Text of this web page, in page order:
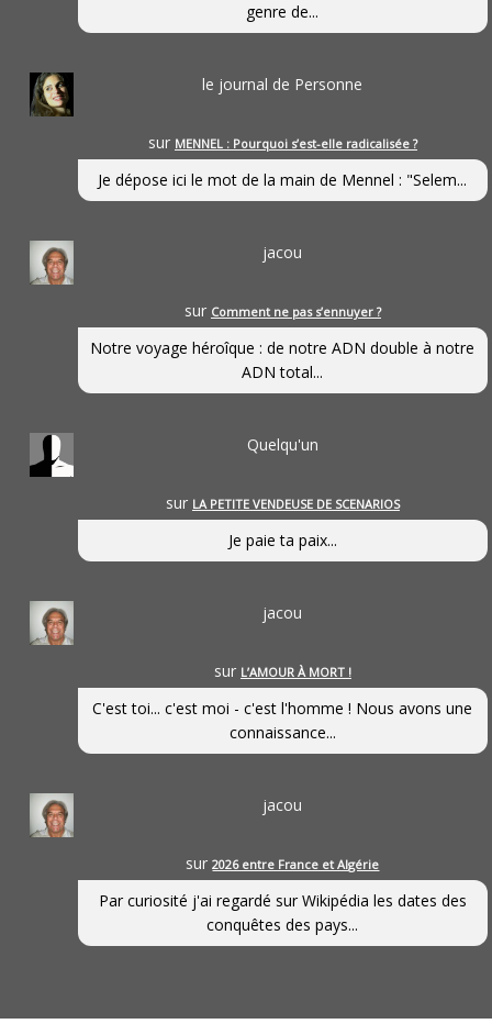
genre de...
le journal de Personne
sur MENNEL : Pourquoi s’est-elle radicalisée ?
Je dépose ici le mot de la main de Mennel : "Selem...
jacou
sur Comment ne pas s’ennuyer ?
Notre voyage héroîque : de notre ADN double à notre
ADN total...
Quelqu'un
sur LA PETITE VENDEUSE DE SCENARIOS
Je paie ta paix...
jacou
sur L’AMOUR À MORT !
C'est toi... c'est moi - c'est l'homme ! Nous avons une
connaissance...
jacou
sur2026 entre France et Algérie
Par curiosité j'ai regardé sur Wikipédia les dates des
conquêtes des pays...